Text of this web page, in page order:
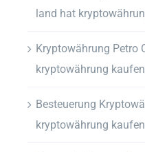
land hat
Kryptowährung Petro
kryptowährung
Besteuerung
kryptowährung